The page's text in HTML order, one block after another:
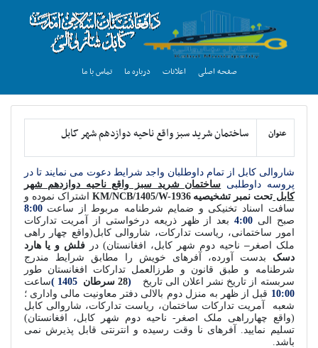
صفحه اصلی اعلانات درباره ما تماس با ما
عنوان ساختمان شرید سبز واقع ناحیه دوازدهم شهر کابل
شاروالی کابل از تمام داوطلبان واجد شرایط دعوت می نمایند تا در
پروسه داوطلبی ساختمان شرید سبز واقع ناحیه دوازدهم شهر
کابل تحت نمبر تشخیصیه KM/NCB/1405/W-1936 اشتراک نموده و
سافت اسناد تخنیکی و ضمایم شرطنامه مربوط از ساعت8:00
صبح الی4:00 بعد از ظهر ذریعه درخواستی از آمریت تدارکات
امور ساختمانی، ریاست تدارکات، شاروالی کابل(واقع چهار راهی
ملک اصغر– ناحیه دوم شهر کابل، افغانستان) در فلش و یا هارد
دسک بدست آورده، آفرهای خویش را مطابق شرایط مندرج
شرطنامه و طبق قانون و طرزالعمل تدارکات افغانستان طور
سربسته از تاریخ نشر اعلان الی تاریخ
(28 سرطان 1405 )
ساعت
10:00 قبل از ظهر به منزل دوم بالالی دفتر معاونیت مالی واداری ؛
شعبه آمریت تدارکات ساختمان، ریاست تدارکات، شاروالی کابل
(واقع چهارراهی ملک اصغر- ناحیه دوم شهر کابل، افغانستان)
تسلیم نمایید. آفرهای نا وقت رسیده و انترنتی قابل پذیرش نمی
باشد.